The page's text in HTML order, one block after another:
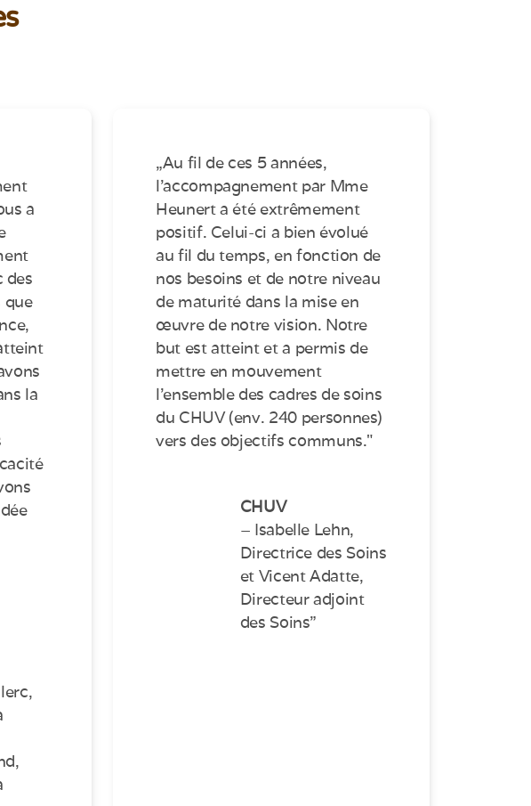
a
des
que
la
„Au fil de ces 5 années,
l’accompagnement par Mme
Heunert a été extrêmement
positif. Celui-ci a bien évolué
au fil du temps, en fonction de
nos besoins et de notre niveau
de maturité dans la mise en
œuvre de notre vision. Notre
but est atteint et a permis de
mettre en mouvement
l’ensemble des cadres de soins
du CHUV (env. 240 personnes)
vers des objectifs communs."
CHUV
– Isabelle Lehn,
Directrice des Soins
et Vicent Adatte,
Directeur adjoint
des Soins”